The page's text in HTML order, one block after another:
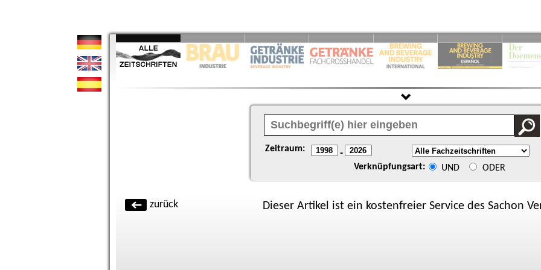
Zeitraum: -
Verknüpfungsart: UND ODER
zurück Dieser Artikel ist ein kostenfreier Service des Sachon